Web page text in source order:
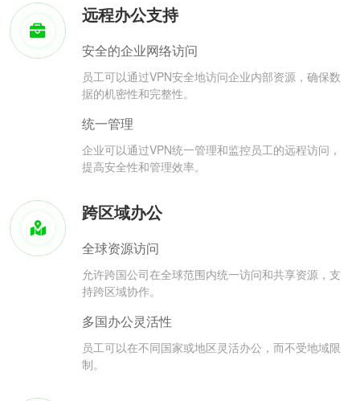
远程办公支持
安全的企业网络访问
员工可以通过VPN安全地访问企业内部资源，确保数
据的机密性和完整性。
统一管理
企业可以通过VPN统一管理和监控员工的远程访问，
提高安全性和管理效率。
跨区域办公
全球资源访问
允许跨国公司在全球范围内统一访问和共享资源，支
持跨区域协作。
多国办公灵活性
员工可以在不同国家或地区灵活办公，而不受地域限
制。